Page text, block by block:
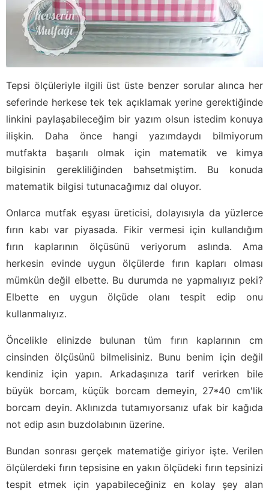
Tepsi ölçüleriyle ilgili üst üste benzer sorular alınca her
seferinde herkese tek tek açıklamak yerine gerektiğinde
linkini paylaşabileceğim bir yazım olsun istedim konuya
ilişkin. Daha önce hangi yazımdaydı bilmiyorum
mutfakta başarılı olmak için matematik ve kimya
bilgisinin gerekliliğinden bahsetmiştim. Bu konuda
matematik bilgisi tutunacağımız dal oluyor.
Onlarca mutfak eşyası üreticisi, dolayısıyla da yüzlerce
fırın kabı var piyasada. Fikir vermesi için kullandığım
fırın kaplarının ölçüsünü veriyorum aslında. Ama
herkesin evinde uygun ölçülerde fırın kapları olması
mümkün değil elbette. Bu durumda ne yapmalıyız peki?
Elbette en uygun ölçüde olanı tespit edip onu
kullanmalıyız.
Öncelikle elinizde bulunan tüm fırın kaplarının cm
cinsinden ölçüsünü bilmelisiniz. Bunu benim için değil
kendiniz için yapın. Arkadaşınıza tarif verirken bile
büyük borcam, küçük borcam demeyin, 27*40 cm'lik
borcam deyin. Aklınızda tutamıyorsanız ufak bir kağıda
not edip asın buzdolabının üzerine.
Bundan sonrası gerçek matematiğe giriyor işte. Verilen
ölçülerdeki fırın tepsisine en yakın ölçüdeki fırın tepsinizi
tespit etmek için yapabileceğiniz en kolay şey alan